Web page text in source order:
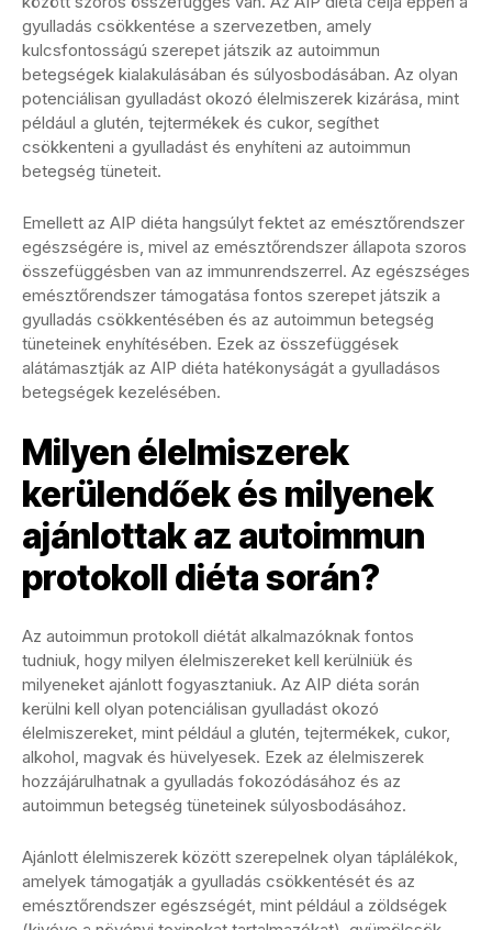
gyulladás csökkentése a szervezetben, amely
kulcsfontosságú szerepet játszik az autoimmun
betegségek kialakulásában és súlyosbodásában. Az olyan
potenciálisan gyulladást okozó élelmiszerek kizárása, mint
például a glutén, tejtermékek és cukor, segíthet
csökkenteni a gyulladást és enyhíteni az autoimmun
betegség tüneteit.
Emellett az AIP diéta hangsúlyt fektet az emésztőrendszer
egészségére is, mivel az emésztőrendszer állapota szoros
összefüggésben van az immunrendszerrel. Az egészséges
emésztőrendszer támogatása fontos szerepet játszik a
gyulladás csökkentésében és az autoimmun betegség
tüneteinek enyhítésében. Ezek az összefüggések
alátámasztják az AIP diéta hatékonyságát a gyulladásos
betegségek kezelésében.
Milyen élelmiszerek
kerülendőek és milyenek
ajánlottak az autoimmun
protokoll diéta során?
Az autoimmun protokoll diétát alkalmazóknak fontos
tudniuk, hogy milyen élelmiszereket kell kerülniük és
milyeneket ajánlott fogyasztaniuk. Az AIP diéta során
kerülni kell olyan potenciálisan gyulladást okozó
élelmiszereket, mint például a glutén, tejtermékek, cukor,
alkohol, magvak és hüvelyesek. Ezek az élelmiszerek
hozzájárulhatnak a gyulladás fokozódásához és az
autoimmun betegség tüneteinek súlyosbodásához.
Ajánlott élelmiszerek között szerepelnek olyan táplálékok,
amelyek támogatják a gyulladás csökkentését és az
emésztőrendszer egészségét, mint például a zöldségek